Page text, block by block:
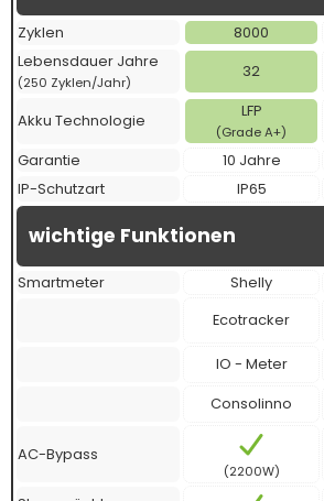
Zyklen 8000
Lebensdauer Jahre
(250 Zyklen/Jahr)
32
Akku Technologie LFP
(Grade A+)
Garantie
10 Jahre
IP-Schutzart
IP65
wichtige Funktionen
Smartmeter Shelly
Ecotracker
IO - Meter
Consolinno
AC-Bypass
(2200W)